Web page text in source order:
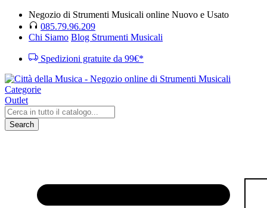
Negozio di Strumenti Musicali online Nuovo e Usato
085.79.96.209
Chi Siamo Blog Strumenti Musicali
Spedizioni gratuite da 99€*
Categorie
Outlet
Search